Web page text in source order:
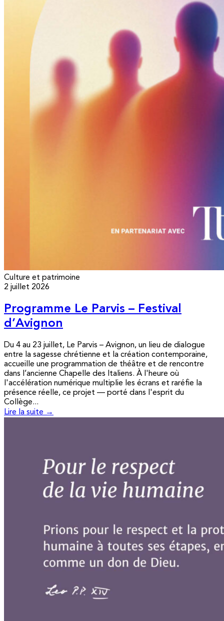
Culture et patrimoine
2 juillet 2026
Programme Le Parvis – Festival
d’Avignon
Du 4 au 23 juillet, Le Parvis – Avignon, un lieu de dialogue
entre la sagesse chrétienne et la création contemporaine,
accueille une programmation de théâtre et de rencontre
dans l’ancienne Chapelle des Italiens. À l'heure où
l'accélération numérique multiplie les écrans et raréfie la
présence réelle, ce projet — porté dans l'esprit du
Collège...
Lire la suite →